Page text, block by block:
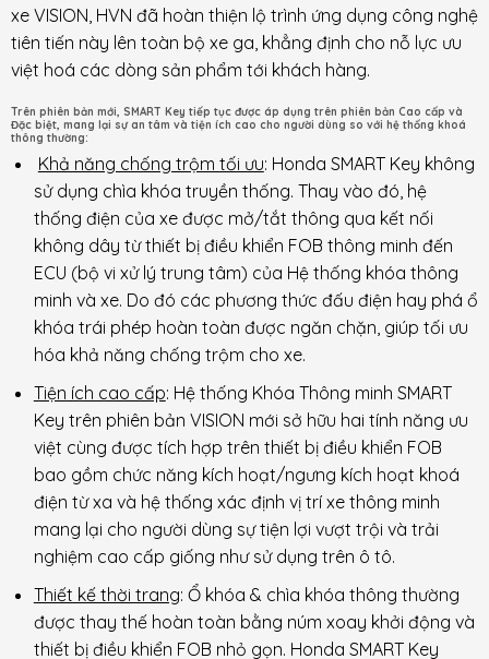
xe VISION, HVN đã hoàn thiện lộ trình ứng dụng công nghệ
tiên tiến này lên toàn bộ xe ga, khẳng định cho nỗ lực ưu
việt hoá các dòng sản phẩm tới khách hàng.
Trên phiên bản mới, SMART Key tiếp tục được áp dụng trên phiên bản Cao cấp và
Đặc biệt, mang lại sự an tâm và tiện ích cao cho người dùng so với hệ thống khoá
thông thường:
Khả năng chống trộm tối ưu: Honda SMART Key không
sử dụng chìa khóa truyền thống. Thay vào đó, hệ
thống điện của xe được mở/tắt thông qua kết nối
không dây từ thiết bị điều khiển FOB thông minh đến
ECU (bộ vi xử lý trung tâm) của Hệ thống khóa thông
minh và xe. Do đó các phương thức đấu điện hay phá ổ
khóa trái phép hoàn toàn được ngăn chặn, giúp tối ưu
hóa khả năng chống trộm cho xe.
Tiện ích cao cấp: Hệ thống Khóa Thông minh SMART
Key trên phiên bản VISION mới sở hữu hai tính năng ưu
việt cùng được tích hợp trên thiết bị điều khiển FOB
bao gồm chức năng kích hoạt/ngưng kích hoạt khoá
điện từ xa và hệ thống xác định vị trí xe thông minh
mang lại cho người dùng sự tiện lợi vượt trội và trải
nghiệm cao cấp giống như sử dụng trên ô tô.
Thiết kế thời trang: Ổ khóa & chìa khóa thông thường
được thay thế hoàn toàn bằng núm xoay khởi động và
thiết bị điều khiển FOB nhỏ gọn. Honda SMART Key